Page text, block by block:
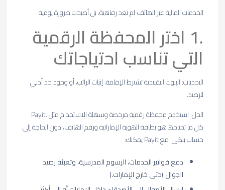
اﻟﺧدﻣﺎت اﻟﻣﺎﻟﯾﺔ ﻋﺑر اﻟﮭﺎﺗف ﻟم ﺗﻌد رﻓﺎھﯾﺔ، ﺑل أﺻﺑﺣت ﺿرورة ﯾوﻣﯾﺔ.
.1 اﺧﺗر اﻟﻣﺣﻔظﺔ اﻟرﻗﻣﯾﺔ
اﻟﺗﻲ ﺗﻧﺎﺳب اﺣﺗﯾﺎﺟﺎﺗك
اﻟﺗﺣدﯾﺎت: اﻟﺑﻧوك اﻟﺗﻘﻠﯾدﯾﺔ ﺗﺷﺗرط اﻹﻗﺎﻣﺔ، إﺛﺑﺎت اﻟراﺗب، أو وﺟود ﺣد أدﻧﻰ
ﻟﻠرﺻﯾد.
اﻟﺣل: اﺳﺗﺧدم ﻣﺣﻔظﺔ رﻗﻣﯾﺔ ﻣرﺧﺻﺔ وﺳﮭﻠﺔ اﻻﺳﺗﺧدام ﻣﺛل .Payit
ﻛل ﻣﺎ ﺗﺣﺗﺎﺟﮫ ھو ﺑطﺎﻗﺔ اﻟﮭوﯾﺔ اﻹﻣﺎراﺗﯾﺔ ورﻗم اﻟﮭﺎﺗف، دون اﻟﺣﺎﺟﺔ إﻟﻰ
ﺣﺳﺎب ﺑﻧﻛﻲ. ﻣﻊ Payit ﯾﻣﻛﻧك:
دﻓﻊ ﻓواﺗﯾر اﻟﺧدﻣﺎت، اﻟرﺳوم اﻟﻣدرﺳﯾﺔ، وﺗﻌﺑﺋﺔ رﺻﯾد
اﻟﺟوال )ﺣﺗﻰ ﺧﺎرج اﻹﻣﺎرات.(